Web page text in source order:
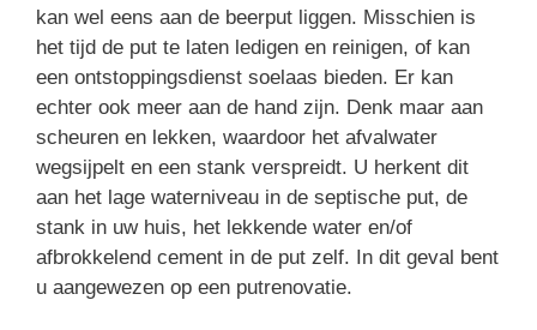
kan wel eens aan de beerput liggen. Misschien is
het tijd de put te laten ledigen en reinigen, of kan
een ontstoppingsdienst soelaas bieden. Er kan
echter ook meer aan de hand zijn. Denk maar aan
scheuren en lekken, waardoor het afvalwater
wegsijpelt en een stank verspreidt. U herkent dit
aan het lage waterniveau in de septische put, de
stank in uw huis, het lekkende water en/of
afbrokkelend cement in de put zelf. In dit geval bent
u aangewezen op een putrenovatie.